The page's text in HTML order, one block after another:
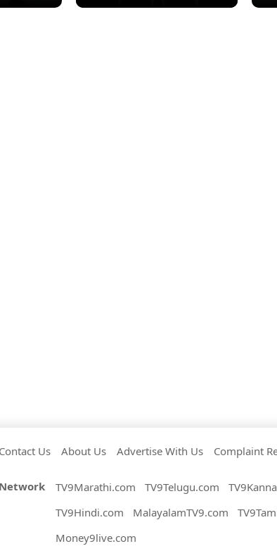
Contact Us About Us Advertise With Us Complaint
Network TV9Marathi.com TV9Telugu.com
TV9Hindi.com
MalayalamTV9.com
Money9live.com